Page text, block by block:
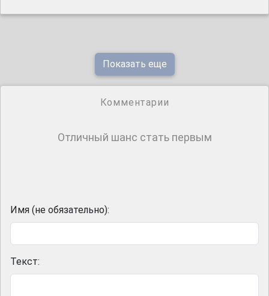
Показать еще
Комментарии
Отличный шанс стать первым
Имя (не обязательно):
Текст: